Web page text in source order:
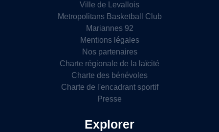
Ville de Levallois
Metropolitans Basketball Club
Mariannes 92
Mentions légales
Nos partenaires
Charte régionale de la laïcité
Charte des bénévoles
Charte de l'encadrant sportif
Presse
Explorer